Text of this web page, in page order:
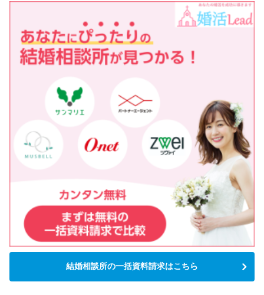
結婚相談所の一括資料請求はこちら